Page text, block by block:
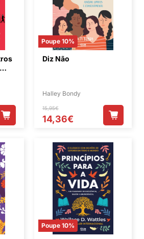
Poupe 10%
Diz Não
Halley Bondy
15,95€
14,36€
Poupe 10%